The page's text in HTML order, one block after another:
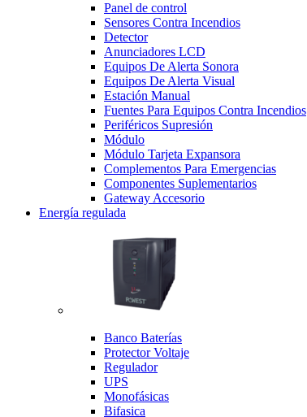
Panel de control
Sensores Contra Incendios
Detector
Anunciadores LCD
Equipos De Alerta Sonora
Equipos De Alerta Visual
Estación Manual
Fuentes Para Equipos Contra Incendios
Periféricos Supresión
Módulo
Módulo Tarjeta Expansora
Complementos Para Emergencias
Componentes Suplementarios
Gateway Accesorio
Energía regulada
Banco Baterías
Protector Voltaje
Regulador
UPS
Monofásicas
Bifasica